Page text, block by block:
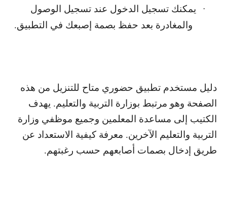
·
يمكنك تسجيل الدخول عند تسجيل الوصول
والمغادرة بعد حفظ بصمة إصبعك في التطبيق.
دليل مستخدم تطبيق حضوري متاح للتنزيل من هذه
الصفحة وهو مرتبط بوزارة التربية والتعليم. يهدف
الكتيب إلى مساعدة المعلمين وجميع موظفي وزارة
التربية والتعليم الآخرين. معرفة كيفية الاستعداد عن
طريق إدخال بصمات أصابعهم حسب رغبتهم.